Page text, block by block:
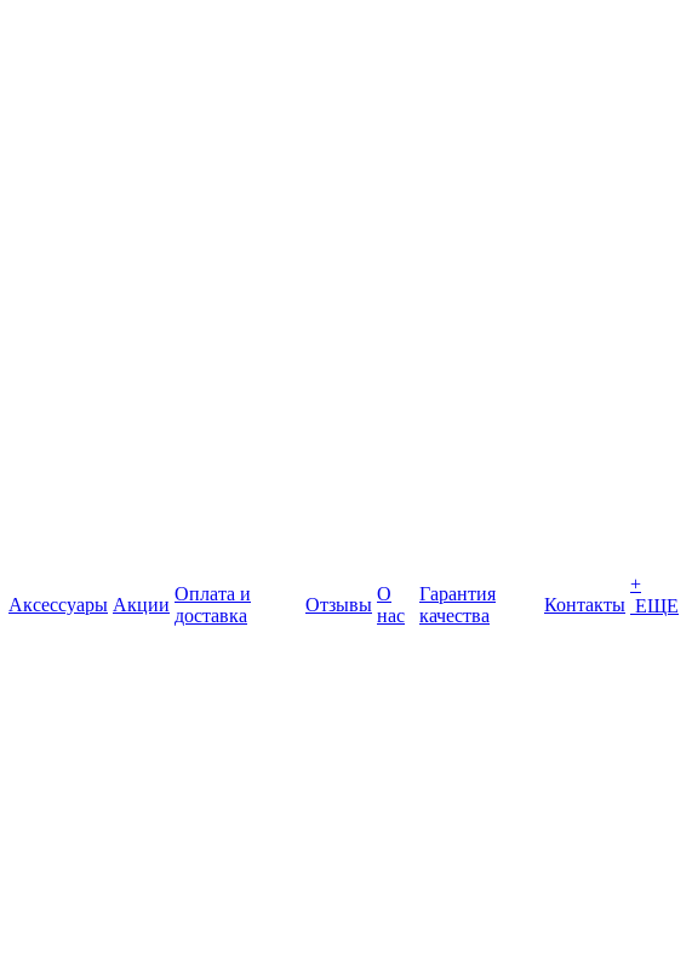
Аксессуары Акции
Оплата и
доставка
Отзывы
О
нас
Гарантия
качества
Контакты
+
ЕЩЕ